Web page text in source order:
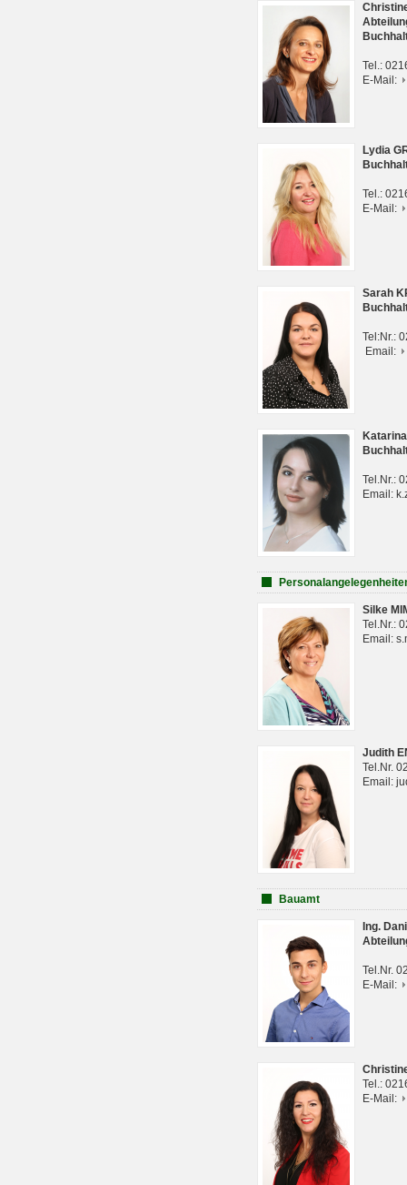
Tel.:
E-Mail:
Lydia
Tel.:
E-Mail:
Sarah
Tel:Nr.:
Email:
Tel.Nr.:
Email:
Silke
Tel.Nr.:
Email:
Judith
Tel.Nr.
Email:
Bauamt
Ing.
Tel.Nr.
E-Mail:
Tel.:
E-Mail: